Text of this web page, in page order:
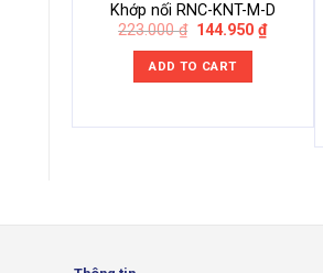
Khớp nối RNC-KNT-M-D
223.000₫ Original
was:
223.000 ₫.
144.950₫Current
price
ADD TO CART